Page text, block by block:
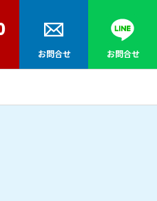
お問合せ お問合せ